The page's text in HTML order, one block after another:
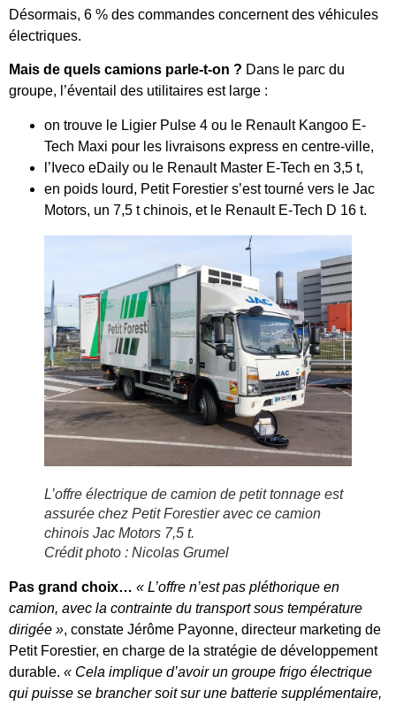
Désormais, 6 % des commandes concernent des véhicules
électriques.
Mais de quels camions parle-t-on ? Dans le parc du
groupe, l’éventail des utilitaires est large :
on trouve le Ligier Pulse 4 ou le Renault Kangoo E-
Tech Maxi pour les livraisons express en centre-ville,
l’Iveco eDaily ou le Renault Master E-Tech en 3,5 t,
en poids lourd, Petit Forestier s’est tourné vers le Jac
Motors, un 7,5 t chinois, et le Renault E-Tech D 16 t.
L’offre électrique de camion de petit tonnage est
assurée chez Petit Forestier avec ce camion
chinois Jac Motors 7,5 t.
Crédit photo : Nicolas Grumel
Pas grand choix… « L’offre n’est pas pléthorique en
camion, avec la contrainte du transport sous température
dirigée », constate Jérôme Payonne, directeur marketing de
Petit Forestier, en charge de la stratégie de développement
durable. « Cela implique d’avoir un groupe frigo électrique
qui puisse se brancher soit sur une batterie supplémentaire,